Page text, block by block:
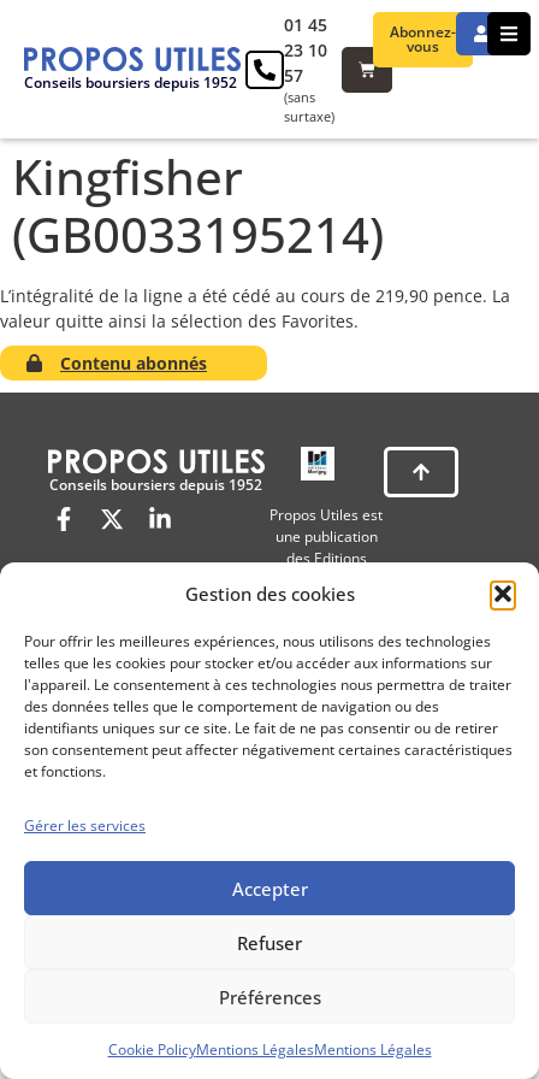
Gestion des cookies
Pour offrir les meilleures expériences, nous utilisons des technologies
telles que les cookies pour stocker et/ou accéder aux informations sur
l'appareil. Le consentement à ces technologies nous permettra de traiter
des données telles que le comportement de navigation ou des
identifiants uniques sur ce site. Le fait de ne pas consentir ou de retirer
son consentement peut affecter négativement certaines caractéristiques
et fonctions.
Gérer les services
Accepter
Refuser
Préférences
Cookie PolicyMentions LégalesMentions Légales
Conseils boursiers depuis 1952
Abonnez-
vous
01 45
23 10
57
(sans
surtaxe)
Kingfisher
(GB0033195214)
L’intégralité de la ligne a été cédé au cours de 219,90 pence. La
valeur quitte ainsi la sélection des Favorites.
Contenu abonnés
Conseils boursiers depuis 1952
Propos Utiles est
une publication
des Editions
Conditions générales de vente